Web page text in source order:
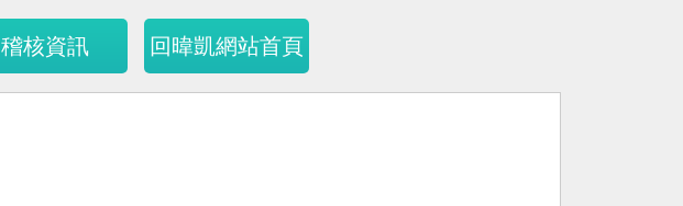
稽核資訊 回暐凱網站首頁